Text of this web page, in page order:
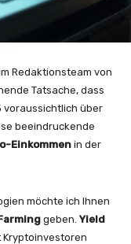
Redaktionsteam von
Tatsache, dass
voraussichtlich über
beeindruckende
Einkommenin der
möchte ich Ihnen
geben. Yield